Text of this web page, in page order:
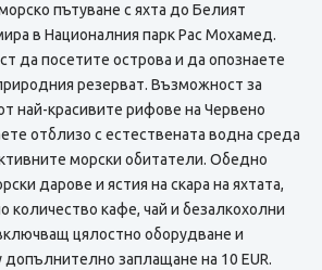
пътуване с яхта до Белият
в Националния парк Рас Мохамед.
да посетите острова и да опознаете
резерват. Възможност за
най-красивите рифове на Червено
отблизо с естествената водна среда
морски обитатели. Обедно
дарове и ястия на скара на яхтата,
количество кафе, чай и безалкохолни
цялостно оборудване и
допълнително заплащане на 10 EUR.